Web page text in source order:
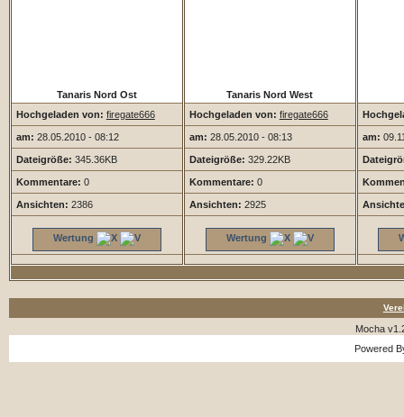
Tanaris Nord Ost
Hochgeladen von: firegate666
am: 28.05.2010 - 08:12
Dateigröße: 345.36KB
Kommentare: 0
Ansichten: 2386
Wertung
Tanaris Nord West
Hochgeladen von: firegate666
am: 28.05.2010 - 08:13
Dateigröße: 329.22KB
Kommentare: 0
Ansichten: 2925
Wertung
am:
Mocha
Powered